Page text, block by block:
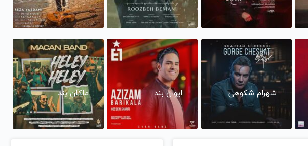
شهرام شکوهی ایوان بند ماکان بند